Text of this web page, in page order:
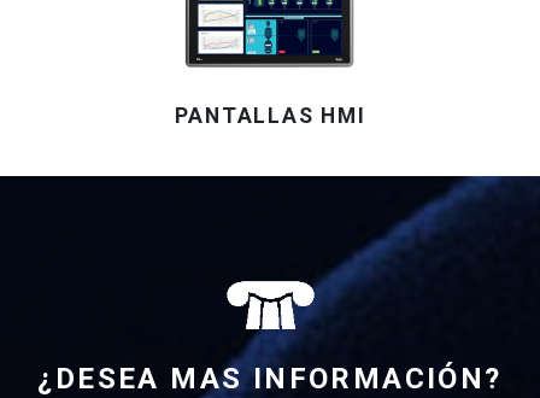
PANTALLAS HMI
¿DESEA MAS INFORMACIÓN?